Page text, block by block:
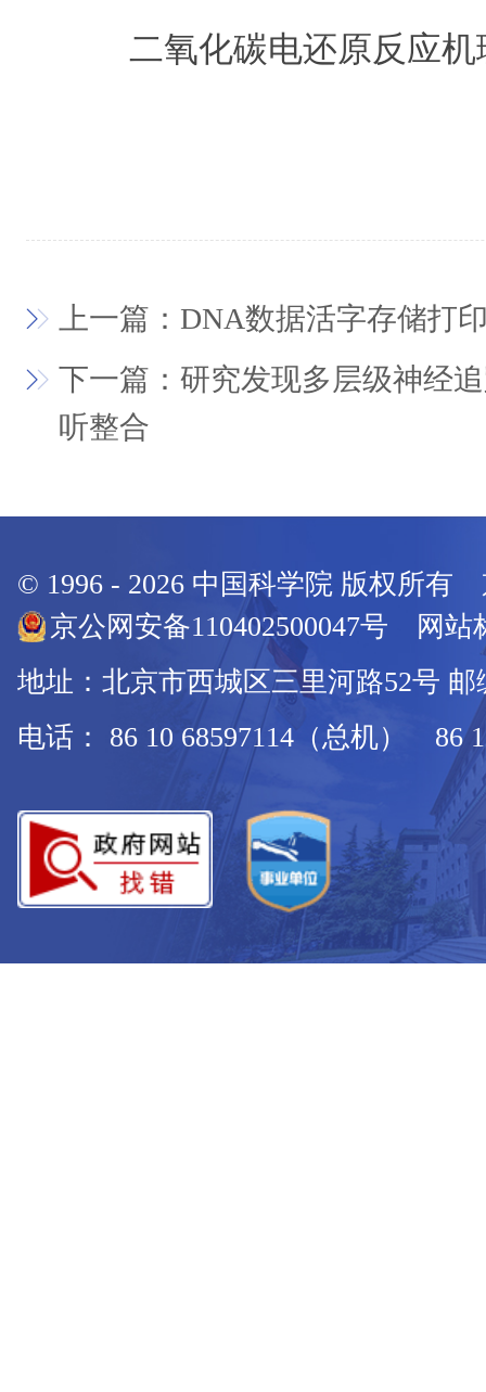
二氧化碳电还原反应
上一篇：DNA数据活字存储打
下一篇：研究发现多层级神经
听整合
© 1996 - 2026 中国科学院 版权所有
京公网安备110402500047号 网站
地址：北京市西城区三里河路52号 邮
电话： 86 10 68597114（总机） 86